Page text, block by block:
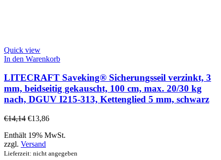
Quick view
In den Warenkorb
LITECRAFT Saveking® Sicherungsseil verzinkt, 3
mm, beidseitig gekauscht, 100 cm, max. 20/30 kg
nach, DGUV I215-313, Kettenglied 5 mm, schwarz
€14,14 €13,86
Enthält 19% MwSt.
zzgl. Versand
Lieferzeit: nicht angegeben